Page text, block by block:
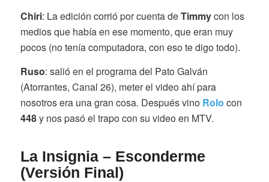
Chiri: La edición corrió por cuenta deTimmycon los
medios que había en ese momento, que eran muy
pocos (no tenía computadora, con eso te digo todo).
Ruso: salió en el programa del Pato Galván
(Atorrantes, Canal 26), meter el video ahí para
nosotros era una gran cosa. Después vino Rolo con
448y nos pasó el trapo con su video en MTV.
La Insignia – Esconderme
(Versión Final)